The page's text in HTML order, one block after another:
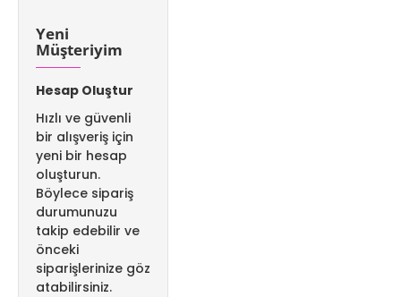
Yeni
Müşteriyim
Hesap Oluştur
Hızlı ve güvenli
bir alışveriş için
yeni bir hesap
oluşturun.
Böylece sipariş
durumunuzu
takip edebilir ve
önceki
siparişlerinize göz
atabilirsiniz.